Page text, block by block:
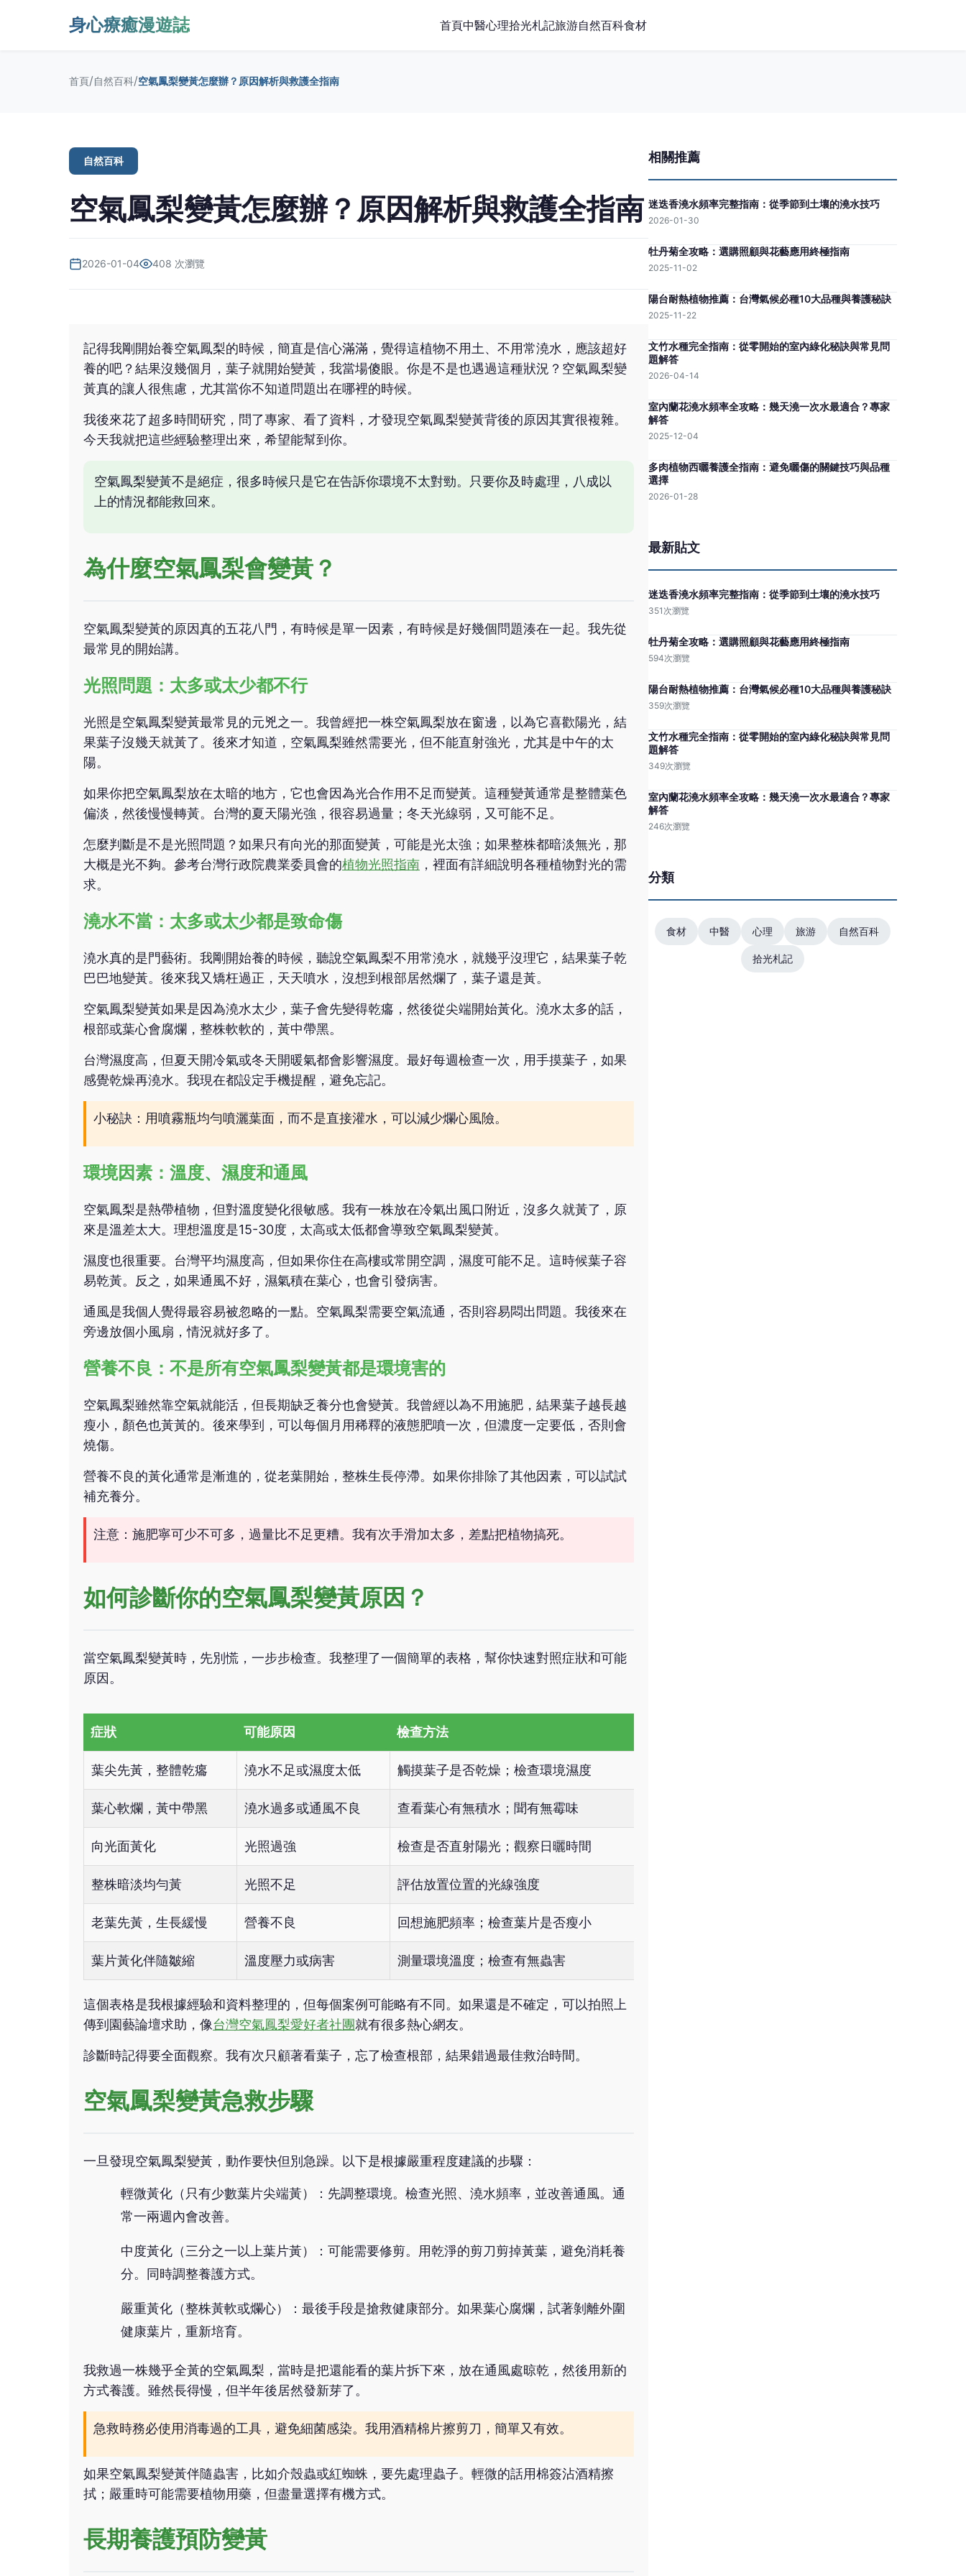
身心療癒漫遊誌 首頁中醫心理拾光札記旅游自然百科食材
首頁/自然百科/空氣鳳梨變黃怎麼辦？原因解析與救護全指南
自然百科
空氣鳳梨變黃怎麼辦？原因解析與救護全指南
2026-01-04 408 次瀏覽
記得我剛開始養空氣鳳梨的時候，簡直是信心滿滿，覺得這植物不用土、不用常澆水，應該超好
養的吧？結果沒幾個月，葉子就開始變黃，我當場傻眼。你是不是也遇過這種狀況？空氣鳳梨變
黃真的讓人很焦慮，尤其當你不知道問題出在哪裡的時候。
我後來花了超多時間研究，問了專家、看了資料，才發現空氣鳳梨變黃背後的原因其實很複雜。
今天我就把這些經驗整理出來，希望能幫到你。
空氣鳳梨變黃不是絕症，很多時候只是它在告訴你環境不太對勁。只要你及時處理，八成以
上的情況都能救回來。
為什麼空氣鳳梨會變黃？
空氣鳳梨變黃的原因真的五花八門，有時候是單一因素，有時候是好幾個問題湊在一起。我先從
最常見的開始講。
光照問題：太多或太少都不行
光照是空氣鳳梨變黃最常見的元兇之一。我曾經把一株空氣鳳梨放在窗邊，以為它喜歡陽光，結
果葉子沒幾天就黃了。後來才知道，空氣鳳梨雖然需要光，但不能直射強光，尤其是中午的太
陽。
如果你把空氣鳳梨放在太暗的地方，它也會因為光合作用不足而變黃。這種變黃通常是整體葉色
偏淡，然後慢慢轉黃。台灣的夏天陽光強，很容易過量；冬天光線弱，又可能不足。
怎麼判斷是不是光照問題？如果只有向光的那面變黃，可能是光太強；如果整株都暗淡無光，那
大概是光不夠。參考台灣行政院農業委員會的植物光照指南 ，裡面有詳細說明各種植物對光的需
求。
澆水不當：太多或太少都是致命傷
澆水真的是門藝術。我剛開始養的時候，聽說空氣鳳梨不用常澆水，就幾乎沒理它，結果葉子乾
巴巴地變黃。後來我又矯枉過正，天天噴水，沒想到根部居然爛了，葉子還是黃。
空氣鳳梨變黃如果是因為澆水太少，葉子會先變得乾癟，然後從尖端開始黃化。澆水太多的話，
根部或葉心會腐爛，整株軟軟的，黃中帶黑。
台灣濕度高，但夏天開冷氣或冬天開暖氣都會影響濕度。最好每週檢查一次，用手摸葉子，如果
感覺乾燥再澆水。我現在都設定手機提醒，避免忘記。
小秘訣：用噴霧瓶均勻噴灑葉面，而不是直接灌水，可以減少爛心風險。
環境因素：溫度、濕度和通風
空氣鳳梨是熱帶植物，但對溫度變化很敏感。我有一株放在冷氣出風口附近，沒多久就黃了，原
來是溫差太大。理想溫度是15-30度，太高或太低都會導致空氣鳳梨變黃。
濕度也很重要。台灣平均濕度高，但如果你住在高樓或常開空調，濕度可能不足。這時候葉子容
易乾黃。反之，如果通風不好，濕氣積在葉心，也會引發病害。
通風是我個人覺得最容易被忽略的一點。空氣鳳梨需要空氣流通，否則容易悶出問題。我後來在
旁邊放個小風扇，情況就好多了。
營養不良：不是所有空氣鳳梨變黃都是環境害的
空氣鳳梨雖然靠空氣就能活，但長期缺乏養分也會變黃。我曾經以為不用施肥，結果葉子越長越
瘦小，顏色也黃黃的。後來學到，可以每個月用稀釋的液態肥噴一次，但濃度一定要低，否則會
燒傷。
營養不良的黃化通常是漸進的，從老葉開始，整株生長停滯。如果你排除了其他因素，可以試試
補充養分。
注意：施肥寧可少不可多，過量比不足更糟。我有次手滑加太多，差點把植物搞死。
如何診斷你的空氣鳳梨變黃原因？
當空氣鳳梨變黃時，先別慌，一步步檢查。我整理了一個簡單的表格，幫你快速對照症狀和可能
原因。
症狀 可能原因 檢查方法
葉尖先黃，整體乾癟 澆水不足或濕度太低 觸摸葉子是否乾燥；檢查環境濕度
葉心軟爛，黃中帶黑 澆水過多或通風不良 查看葉心有無積水；聞有無霉味
向光面黃化 光照過強 檢查是否直射陽光；觀察日曬時間
整株暗淡均勻黃 光照不足 評估放置位置的光線強度
老葉先黃，生長緩慢 營養不良 回想施肥頻率；檢查葉片是否瘦小
葉片黃化伴隨皺縮 溫度壓力或病害 測量環境溫度；檢查有無蟲害
這個表格是我根據經驗和資料整理的，但每個案例可能略有不同。如果還是不確定，可以拍照上
傳到園藝論壇求助，像台灣空氣鳳梨愛好者社團就有很多熱心網友。
診斷時記得要全面觀察。我有次只顧著看葉子，忘了檢查根部，結果錯過最佳救治時間。
空氣鳳梨變黃急救步驟
一旦發現空氣鳳梨變黃，動作要快但別急躁。以下是根據嚴重程度建議的步驟：
輕微黃化（只有少數葉片尖端黃）：先調整環境。檢查光照、澆水頻率，並改善通風。通
常一兩週內會改善。
中度黃化（三分之一以上葉片黃）：可能需要修剪。用乾淨的剪刀剪掉黃葉，避免消耗養
分。同時調整養護方式。
嚴重黃化（整株黃軟或爛心）：最後手段是搶救健康部分。如果葉心腐爛，試著剝離外圍
健康葉片，重新培育。
我救過一株幾乎全黃的空氣鳳梨，當時是把還能看的葉片拆下來，放在通風處晾乾，然後用新的
方式養護。雖然長得慢，但半年後居然發新芽了。
急救時務必使用消毒過的工具，避免細菌感染。我用酒精棉片擦剪刀，簡單又有效。
如果空氣鳳梨變黃伴隨蟲害，比如介殼蟲或紅蜘蛛，要先處理蟲子。輕微的話用棉簽沾酒精擦
拭；嚴重時可能需要植物用藥，但盡量選擇有機方式。
長期養護預防變黃
相關推薦
迷迭香澆水頻率完整指南：從季節到土壤的澆水技巧
2026-01-30
牡丹菊全攻略：選購照顧與花藝應用終極指南
2025-11-02
陽台耐熱植物推薦：台灣氣候必種10大品種與養護秘訣
2025-11-22
文竹水種完全指南：從零開始的室內綠化秘訣與常見問
題解答
2026-04-14
室內蘭花澆水頻率全攻略：幾天澆一次水最適合？專家
解答
2025-12-04
多肉植物西曬養護全指南：避免曬傷的關鍵技巧與品種
選擇
2026-01-28
最新貼文
迷迭香澆水頻率完整指南：從季節到土壤的澆水技巧
351次瀏覽
牡丹菊全攻略：選購照顧與花藝應用終極指南
594次瀏覽
陽台耐熱植物推薦：台灣氣候必種10大品種與養護秘訣
359次瀏覽
文竹水種完全指南：從零開始的室內綠化秘訣與常見問
題解答
349次瀏覽
室內蘭花澆水頻率全攻略：幾天澆一次水最適合？專家
解答
246次瀏覽
分類
食材 中醫 心理 旅游 自然百科
拾光札記